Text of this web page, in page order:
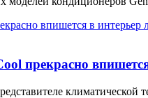
прекрасно